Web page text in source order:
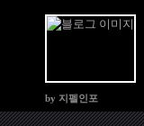
by 지펠인포